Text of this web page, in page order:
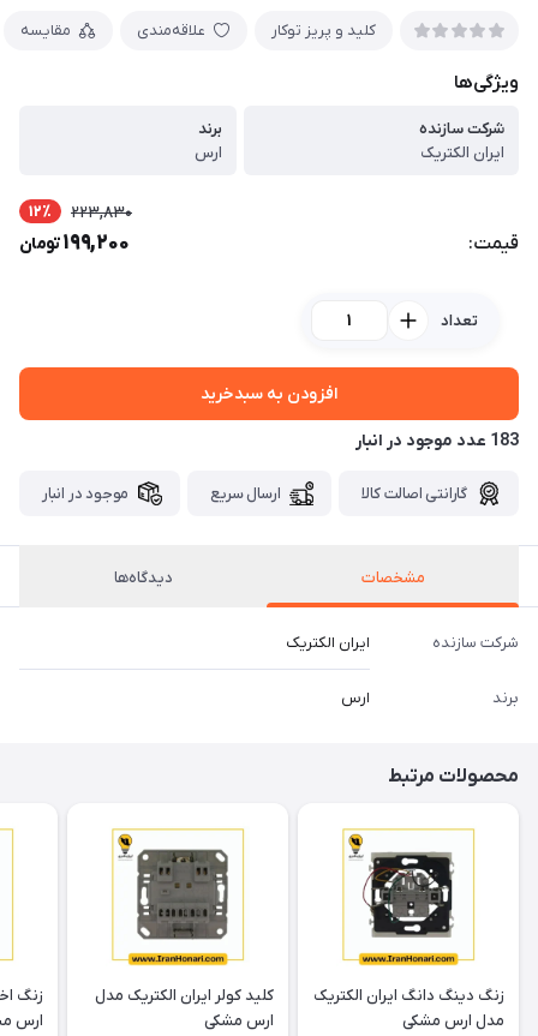
کلید و پریز توکار علاقه‌مندی مقایسه
ویژگی‌ها
شرکت سازنده
ایران الکتریک
برند
ارس
قیمت:
223,830 12٪
199,200تومان
تعداد
افزودن به سبدخرید
183 عدد موجود در انبار
گارانتی اصالت کالا ارسال سریع موجود در انبار
مشخصات دیدگاه‌ها
شرکت سازنده ایران الکتریک
برند ارس
محصولات مرتبط
زنگ دینگ دانگ ایران الکتریک
مدل ارس مشکی
کلید کولر ایران الکتریک مدل
ارس مشکی
زنگ
ارس